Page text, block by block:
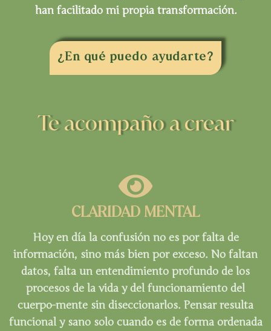
han facilitado mi propia transformación.
¿En qué puedo ayudarte?
Te acompaño a crear
CLARIDAD MENTAL
Hoy en día la confusión no es por falta de
información, sino más bien por exceso. No faltan
datos, falta un entendimiento profundo de los
procesos de la vida y del funcionamiento del
cuerpo-mente sin diseccionarlos. Pensar resulta
funcional y sano solo cuando es de forma ordenada